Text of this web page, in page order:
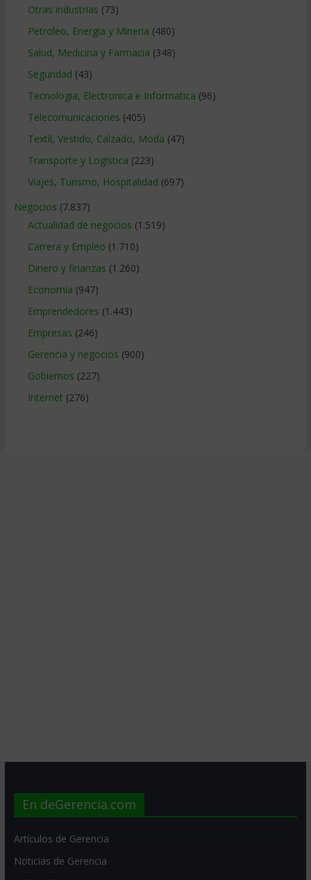
Otras industrias (73)
Petroleo, Energia y Mineria (480)
Salud, Medicina y Farmacia (348)
Seguridad (43)
Tecnologia, Electronica e Informatica (96)
Telecomunicaciones (405)
Textil, Vestido, Calzado, Moda (47)
Transporte y Logistica (223)
Viajes, Turismo, Hospitalidad (697)
Negocios (7.837)
Actualidad de negocios (1.519)
Carrera y Empleo (1.710)
Dinero y finanzas (1.260)
Economía (947)
Emprendedores (1.443)
Empresas (246)
Gerencia y negocios (900)
Gobiernos (227)
Internet (276)
En deGerencia.com
Artículos de Gerencia
Noticias de Gerencia